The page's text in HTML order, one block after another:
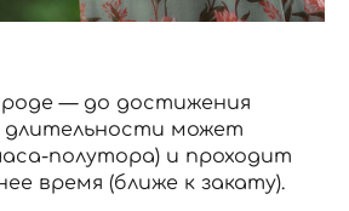
— до достижения
длительности может
полутора) и проходит
время (ближе к закату).